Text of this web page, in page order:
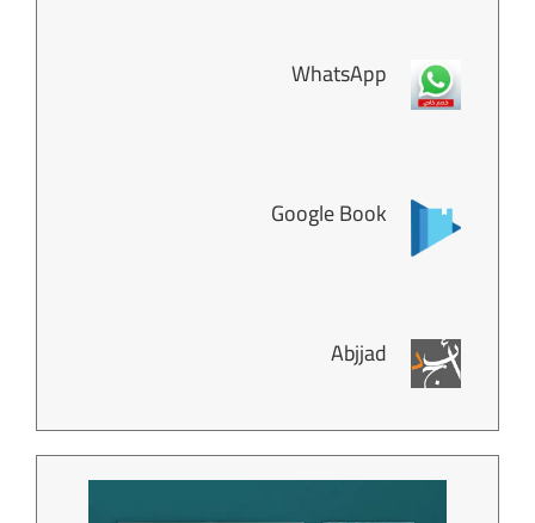
WhatsApp
Google Book
Abjjad